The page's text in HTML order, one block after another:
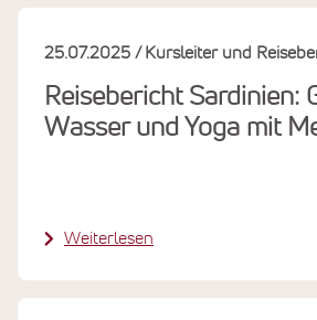
Reisebericht Sardinien:
Wasser und Yoga mit
25.07.2025 Kursleiter und
Weiterlesen